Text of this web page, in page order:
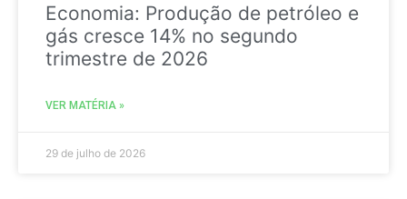
Economia: Produção de petróleo e
gás cresce 14% no segundo
trimestre de 2026
VER MATÉRIA »
29 de julho de 2026